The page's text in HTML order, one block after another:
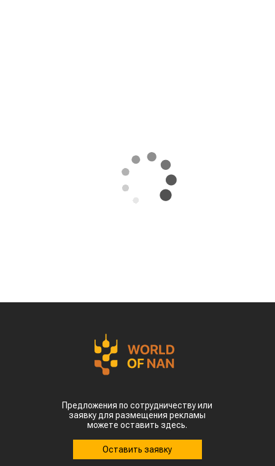
Экстремальная жара охватила ключевые
сельскохозяйственные регионы Китая.
Власти страны предупреждают о возможных
потерях урожая кукурузы, риса, хлопка и сои
столбики термометров местами приближаются к
Высокие температуры пришлись на период
повышенная влажность создает благоприятные
условия для распространения вредителей и
увеличить объемы орошения и принять
дополнительные меры для защиты посевов.